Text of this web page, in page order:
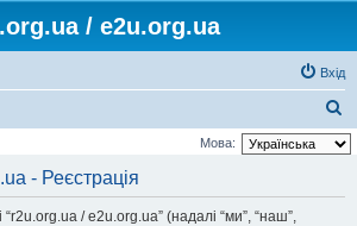
/ e2u.org.ua
Вхід
о
Мова:
- Реєстрація
/ e2u.org.ua” (надалі “ми”, “наш”,